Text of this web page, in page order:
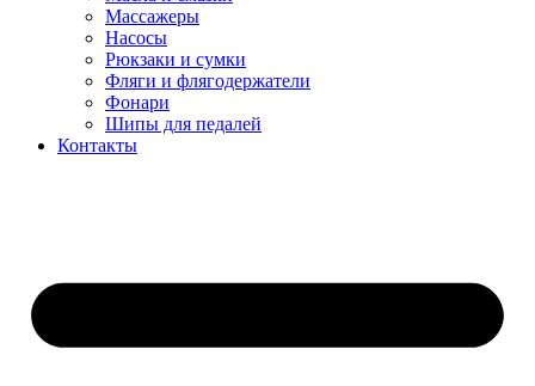
Массажеры
Насосы
Рюкзаки и сумки
Фляги и флягодержатели
Фонари
Шипы для педалей
Контакты